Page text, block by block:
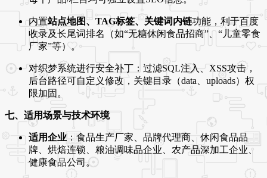
内置站点地图、TAG标签、关键词内链功能，利于百度
收录及长尾词排名（如“无糖休闲食品招商”、“儿童零食
厂家”等）。
对织梦系统进行安全补丁：过滤SQL注入、XSS攻击，
后台路径可自定义修改，关键目录（data、uploads）权
限加固。
七、适用场景与技术环境
适用企业 ：食品生产厂家、品牌代理商、休闲食品品
牌、烘焙连锁、粮油调味品企业、农产品深加工企业、
健康食品公司。